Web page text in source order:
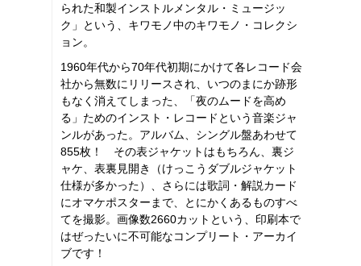
られた和製インストルメンタル・ミュージッ
ク」という、キワモノ中のキワモノ・コレクシ
ョン。
1960年代から70年代初期にかけて各レコード会
社から無数にリリースされ、いつのまにか跡形
もなく消えてしまった、「夜のムードを高め
る」ためのインスト・レコードという音楽ジャ
ンルがあった。アルバム、シングル盤あわせて
855枚！ その表ジャケットはもちろん、裏ジ
ャケ、表裏見開き（けっこうダブルジャケット
仕様が多かった）、さらには歌詞・解説カード
にオマケポスターまで、とにかくあるものすべ
てを撮影。画像数2660カットという、印刷本で
はぜったいに不可能なコンプリート・アーカイ
ブです！